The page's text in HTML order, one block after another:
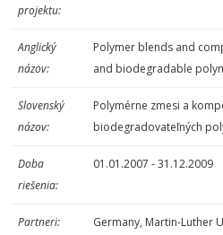
projektu:
Anglický
názov:
Polymer blends and
and biodegradable
Slovenský
názov:
Polymérne zmesi a
biodegradovateľných
Doba
riešenia:
01.01.2007 - 31.12.2009
Partneri:
Germany, Martin-Luther